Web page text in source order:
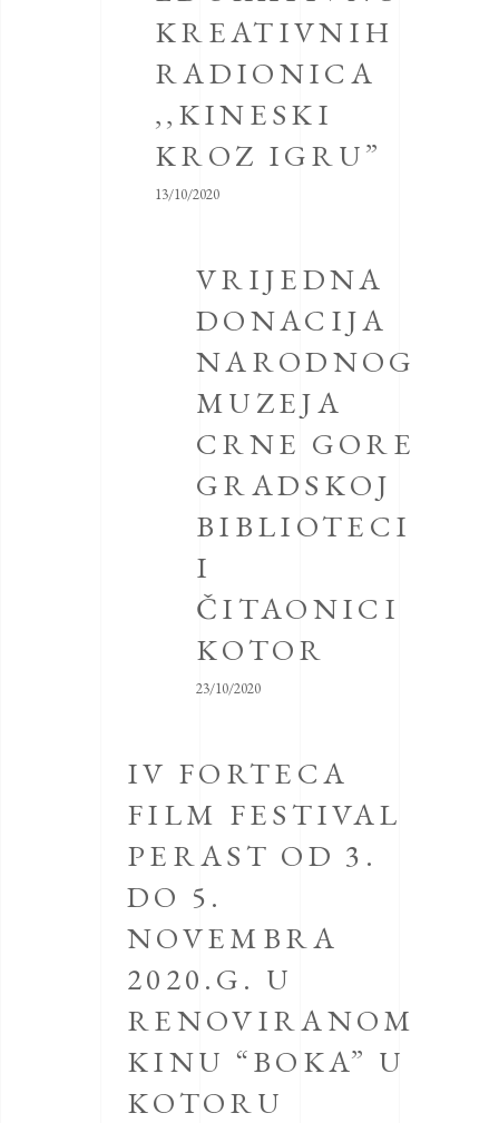
KREATIVNIH
RADIONICA
,,KINESKI
KROZ IGRU”
13/10/2020
VRIJEDNA
DONACIJA
NARODNOG
MUZEJA
CRNE GORE
GRADSKOJ
BIBLIOTECI
I
ČITAONICI
KOTOR
23/10/2020
IV FORTECA
FILM FESTIVAL
PERAST OD 3.
DO 5.
NOVEMBRA
2020.G. U
RENOVIRANOM
KINU “BOKA” U
KOTORU